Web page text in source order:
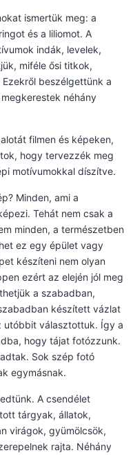
ismertük meg: a
és a liliomot. A
indák, levelek,
miféle ősi titkok,
beszélgettünk a
néhány
filmen és képeken,
hogy tervezzék meg
motívumokkal díszítve.
Minden, ami a
Tehát nem csak a
minden, a természetben
ez egy épület vagy
készíteni nem olyan
ezért az elején jól meg
a szabadban,
készített vázlat
utóbbit választottuk. Így a
hogy tájat fotózzunk.
Sok szép fotó
egymásnak.
A csendélet
tárgyak, állatok,
virágok, gyümölcsök,
rajta. Néhány